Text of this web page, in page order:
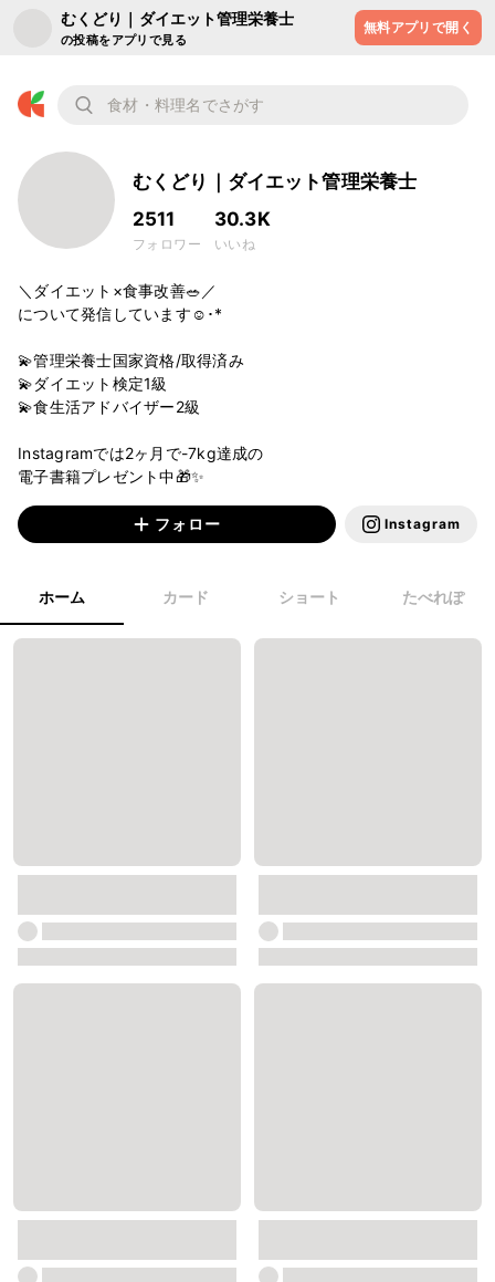
むくどり｜ダイエット管理栄養士
の投稿をアプリで見る
無料アプリで開く
むくどり｜ダイエット管理栄養士
2511
フォロワー
30.3K
いいね
＼ダイエット×食事改善🥗／
について発信しています☺️･*
💫管理栄養士国家資格/取得済み
💫ダイエット検定1級
💫食生活アドバイザー2級
Instagramでは2ヶ月で-7kg達成の
電子書籍プレゼント中🎁✨
フォロー Instagram
ホーム カード ショート たべれぽ